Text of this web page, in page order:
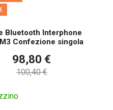
Bluetooth Interphone
Confezione singola
98,80 €
100,40 €